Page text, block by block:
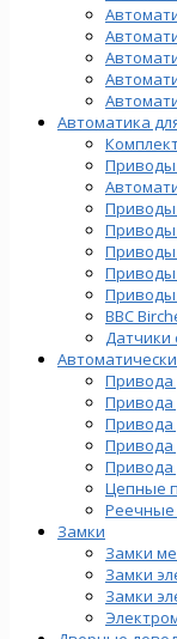
Автоматика
Приводы
Приводы
Приводы
Приводы
Приводы
Приводы
BBC
Датчики
Привода
Привода
Привода
Привода
Привода
Цепные
Реечные
Замки
Замки
Замки
Замки